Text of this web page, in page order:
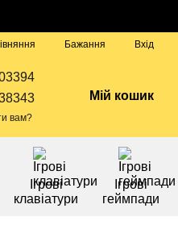
Бажання Вхід
вам?
Мій кошик
Ігрові
клавіатури
Ігрові
геймпади